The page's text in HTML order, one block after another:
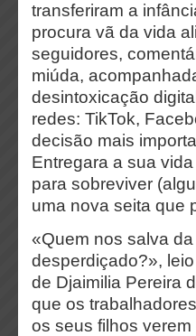
transferiram a
procura vã da vida
seguidores,
miúda,
desintoxicação
redes: TikTok,
decisão mais
Entregara a sua
para sobreviver (a
uma nova seita que
«Quem nos salva
desperdiçado?»,
de Djaimilia Pereira
que os
os seus filhos